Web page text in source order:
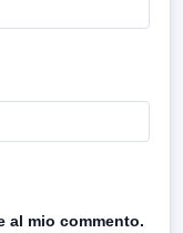
al mio commento.